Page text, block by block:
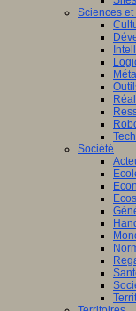
Sciences
Société